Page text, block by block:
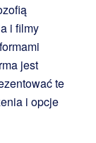
i filmy
jest
te
i opcje